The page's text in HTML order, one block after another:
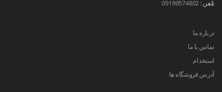
تلفن : 09199574802
درباره ما
تماس با ما
استخدام
آدرس فروشگاه ها